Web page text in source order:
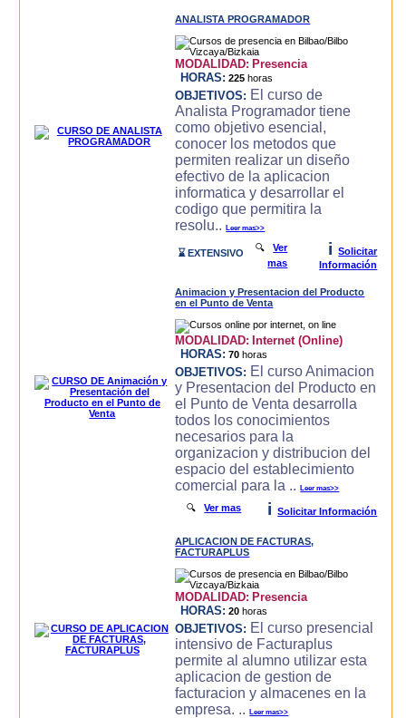
ANALISTA PROGRAMADOR
MODALIDAD: Presencia
HORAS: 225 horas
OBJETIVOS: El curso de
Analista Programador tiene
como objetivo esencial,
conocer los metodos que
permiten realizar un diseño
efectivo de la aplicacion
informatica y desarrollar el
codigo que permitira la
resolu..Leer mas>>
⌛ EXTENSIVO 🔍Ver
mas
i
Solicitar
Información
Animacion y Presentacion del Producto
en el Punto de Venta
MODALIDAD: Internet (Online)
HORAS: 70 horas
OBJETIVOS: El curso Animacion
y Presentacion del Producto en
el Punto de Venta desarrolla
todos los conocimientos
necesarios para la
organizacion y distribucion del
espacio del establecimiento
comercial para la ..Leer mas>>
🔍Ver mas i Solicitar Información
APLICACION DE FACTURAS,
FACTURAPLUS
MODALIDAD: Presencia
HORAS: 20 horas
OBJETIVOS: El curso presencial
intensivo de Facturaplus
permite al alumno utilizar esta
aplicacion de gestion de
facturacion y almacenes en la
empresa. ..Leer mas>>